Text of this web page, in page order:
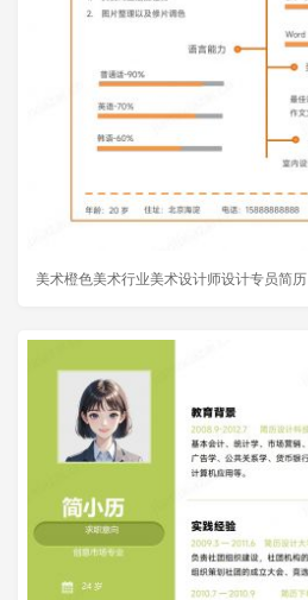
美术橙色美术行业美术设计师设计专员简历